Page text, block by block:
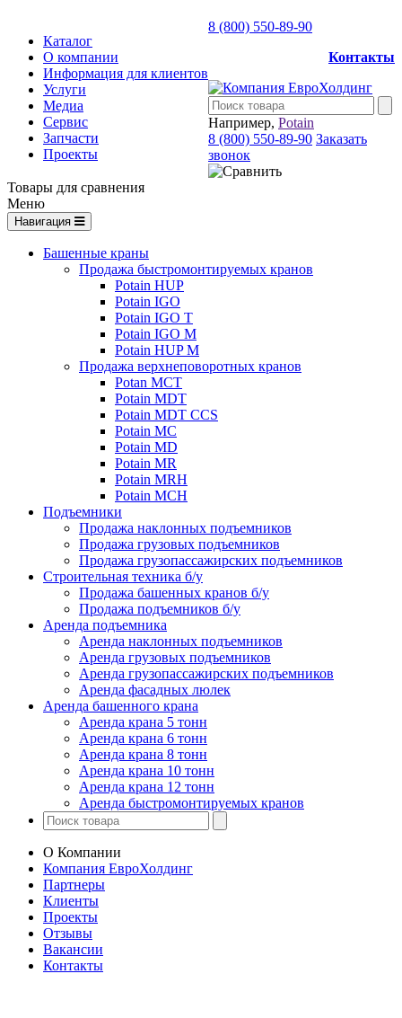
Каталог
О компании
Информация для клиентов
Услуги
Медиа
Сервис
Запчасти
Проекты
8 (800) 550-89-90
Контакты
Например, Potain
8 (800) 550-89-90 Заказать
звонок
Товары для сравнения
Меню
Навигация
Башенные краны
Продажа быстромонтируемых кранов
Potain HUP
Potain IGO
Potain IGO T
Potain IGO M
Potain HUP M
Продажа верхнеповоротных кранов
Potan MCT
Potain MDT
Potain MDT CCS
Potain MC
Potain MD
Potain MR
Potain MRH
Potain MCH
Подъемники
Продажа наклонных подъемников
Продажа грузовых подъемников
Продажа грузопассажирских подъемников
Строительная техника б/у
Продажа башенных кранов б/у
Продажа подъемников б/у
Аренда подъемника
Аренда наклонных подъемников
Аренда грузовых подъемников
Аренда грузопассажирских подъемников
Аренда фасадных люлек
Аренда башенного крана
Аренда крана 5 тонн
Аренда крана 6 тонн
Аренда крана 8 тонн
Аренда крана 10 тонн
Аренда крана 12 тонн
Аренда быстромонтируемых кранов
О Компании
Компания ЕвроХолдинг
Партнеры
Клиенты
Проекты
Отзывы
Вакансии
Контакты